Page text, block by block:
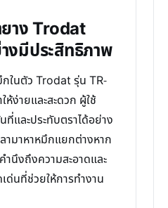
ยาง Trodat
งมีประสิทธิภาพ
กในตัว Trodat รุ่น TR-
ง่ายและสะดวก ผู้ใช้
และประทับตราได้อย่าง
ามาหาหมึกแยกต่างหาก
นึงถึงความสะอาดและ
ด่นที่ช่วยให้การทำงาน